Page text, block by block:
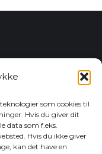
som cookies til
Hvis du giver dit
data som f.eks.
Hvis du ikke giver
kan det have en